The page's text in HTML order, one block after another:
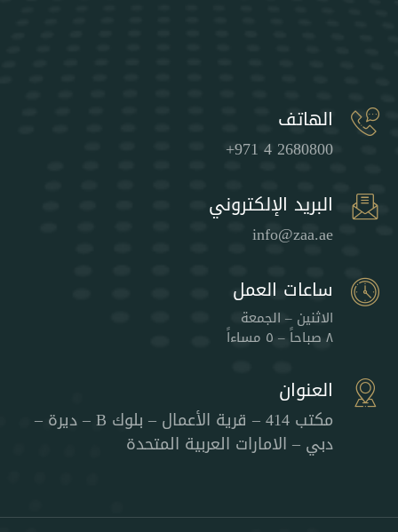
الهاتف
+971 4 2680800
البريد الإلكتروني
info@zaa.ae
ساعات العمل
الاثنين – الجمعة
٨ صباحاً – ٥ مساءاً
العنوان
مكتب 414 – قرية الأعمال – بلوك B – ديرة –
دبي – الامارات العربية المتحدة